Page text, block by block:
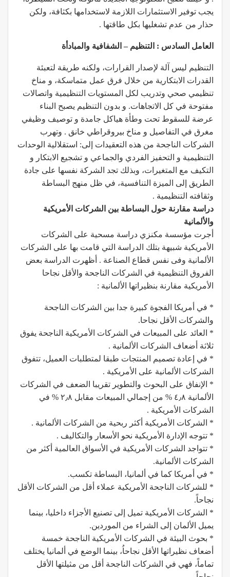
يجب توفير الاستثمارات اللازمة لاستخدامها بكثافة، ولكن
حذار من عدم تشغليها بكل طاقتها .
العامل السادس : التنظيم – الشفافية والمبادأة
التنظيم ليس آلة لإصدار القرارات، ولكنه طريقة لتعبئة
القدرات الابتكارية من خلال فرق عمل متماسكة، و مناخ
تنظيمي صحي وتدريب لكل المستويات التنظيمية واتصالات
مفتوحة في كل الاتجاهات. و بدون التنظيم يصبح البناء
عرضة للسقوط تحت وطأة هياكل جامدة و توصيف وظيفي
مغرق في التفاصيل و مناخ بيروقراطي خانق . وتهرب
الشركات الناجحة من هذه التعقيدات إلى: استقلالية الوحدات
التنظيمية و التحفيز الفردي والجماعي و تشجيع الابتكار و
التكيف مع المتغيرات، وبذلك تجد الشركة نفسها على جادة
الطريق إلى الميزة التنافسية، في ظل منهج البساطة
وثقافته التنظيمية .
دراسة مقارنة حول البساطة بين الشركات الأمريكية
والألمانية
أجرت مؤسسة مكنزي دراسة مسحية على الشركات
الأمريكية شبيهة بتلك الدراسة التي قامت بها على الشركات
الألمانية وفى نفس قطاع الصناعة . أظهرت الدراسة بعض
الفروق التنظيمية في الشركات الناجحة والأقل نجاحا
الأمريكية مقارنة بنظيراتها الألمانية :
* في أمريكا الفجوة كبيرة جدا بين الشركات الناجحة
والشركات الأقل نجاحا.
* العائد على المبيعات في الشركات الأمريكية الناجحة يفوق
ثلاثة أضعاف الشركات الألمانية .
* في إعادة تصميم المنتجات طبقا لمتطلبات العميل، تتفوق
الشركات الألمانية على الأمريكية .
* الإنفاق على البحوث والتطوير تقريبا الضعف في الشركات
الألمانية ٤٫٨ % من إجمالي المبيعات مقابل ٢٫٨ % في
الشركات الأمريكية .
* الشركات الأمريكية أكثر ربحية من الشركات الألمانية .
* تتوجه الإدارة الأمريكية نحو الأسعار والتكاليف .
* تتواجد الشركات الأمريكية في الأسواق العالمية أكثر من
الشركات الألمانية.
* في أمريكا كما في ألمانيا، البساطة تكسب.
* للشركات الناجحة الأمريكية عملاء أقل من الشركات الأقل
نجاحاً.
* الشركات الأمريكية تميل إلى تصنيع الأجزاء داخليا، بينما
يميل الألمان إلى الشراء من الموردين.
* بحوث البيئة في الشركات الأمريكية الناجحة خمسة
أضعاف نظيراتها الأقل نجاحاُ، بينما الوضع في ألمانيا يختلف
تماماً، فهي في الشركات الناجحة أقل من مثيلتها الأقل